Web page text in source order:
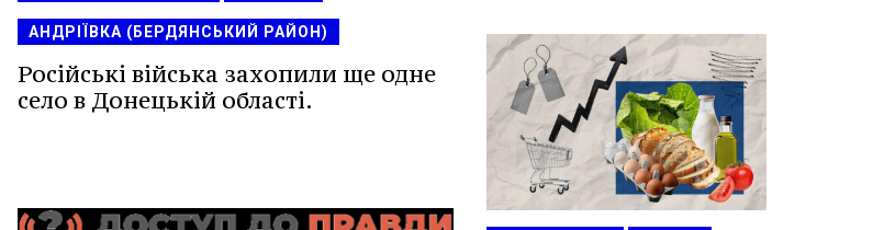
АНДРІЇВКА (БЕРДЯНСЬКИЙ РАЙОН)
Російські війська захопили ще одне
село в Донецькій області.